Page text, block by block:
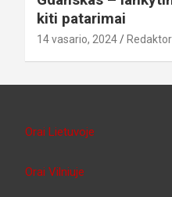
kiti patarimai
14 vasario, 2024
Orai Lietuvoje
Orai Vilniuje